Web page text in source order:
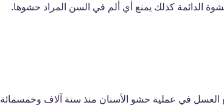
الدائمة كذلك يمنع أي ألم في السن المراد حشوها.
العسل في عملية حشو الأسنان منذ ستة آلاف وخمسمائة